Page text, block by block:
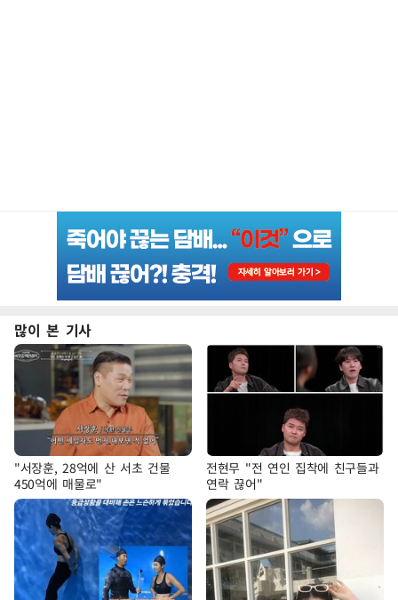
많이 본 기사
"서장훈, 28억에 산 서초 건물
450억에 매물로"
전현무 "전 연인 집착에 친구들과
연락 끊어"